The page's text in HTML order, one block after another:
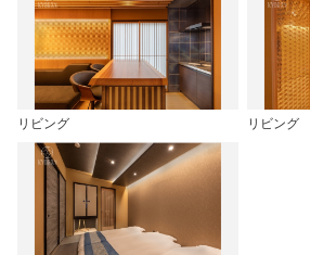
リビング リビング